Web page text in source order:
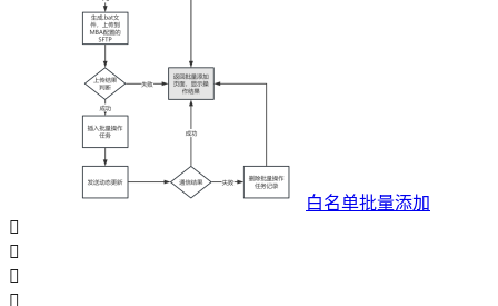
白名单批量添加



